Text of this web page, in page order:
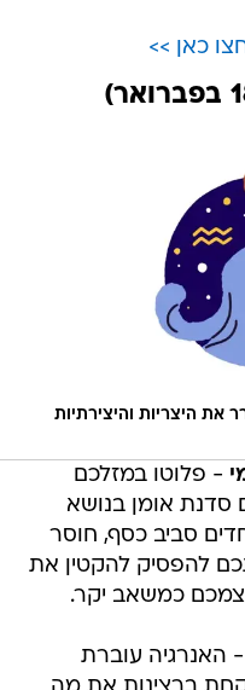
כאן >>
את היצריות והיצירתיות
- פלוטו במזלכם
סדנת אומן בנושא
סביב כסף, חוסר
להפסיק להקטין את
כמשאב יקר.
- האנרגיה עוברת